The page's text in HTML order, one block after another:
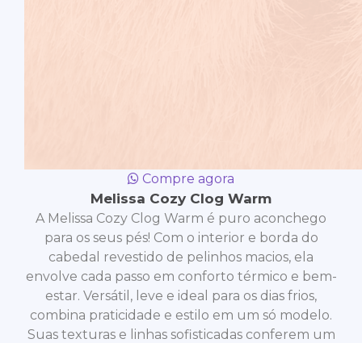
Compre agora
Melissa Cozy Clog Warm
A Melissa Cozy Clog Warm é puro aconchego
para os seus pés! Com o interior e borda do
cabedal revestido de pelinhos macios, ela
envolve cada passo em conforto térmico e bem-
estar. Versátil, leve e ideal para os dias frios,
combina praticidade e estilo em um só modelo.
Suas texturas e linhas sofisticadas conferem um